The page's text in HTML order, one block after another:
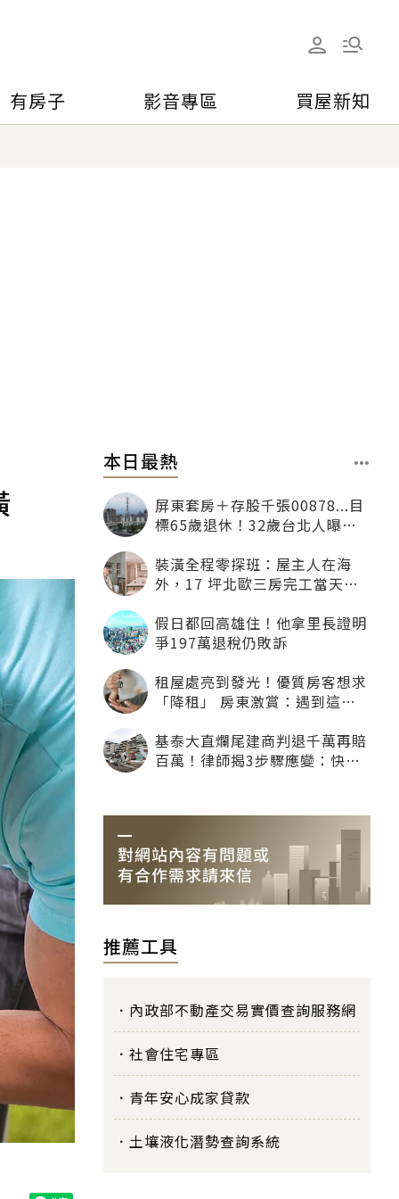
有房子 影音專區 買屋新知
本日最熱
屏東套房＋存股千張00878...目
標65歲退休！32歲台北人曝：
裝潢全程零探班：屋主人在海
外，17 坪北歐三房完工當天才
假日都回高雄住！他拿里長證明
爭197萬退稅仍敗訴
租屋處亮到發光！優質房客想求
「降租」 房東激賞：遇到這種
基泰大直爛尾建商判退千萬再賠
百萬！律師揭3步驟應變：快通
推薦工具
內政部不動產交易實價查詢服務網
社會住宅專區
青年安心成家貸款
土壤液化潛勢查詢系統